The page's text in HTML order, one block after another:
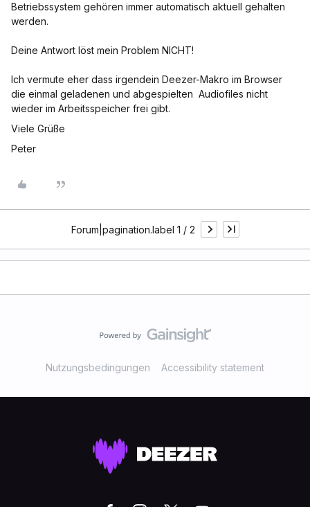
Betriebssystem gehören immer automatisch aktuell gehalten
werden.
Deine Antwort löst mein Problem NICHT!
Ich vermute eher dass irgendein Deezer-Makro im Browser
die einmal geladenen und abgespielten Audiofiles nicht
wieder im Arbeitsspeicher frei gibt.
Viele Grüße
Peter
Forum|pagination.label 1 / 2
Nutzungsbedingungen Accessibility statement